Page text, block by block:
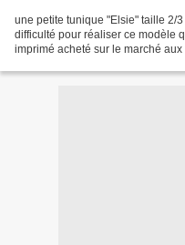
une petite tunique "Elsie" taille 2/
difficulté pour réaliser ce modèle
imprimé acheté sur le marché